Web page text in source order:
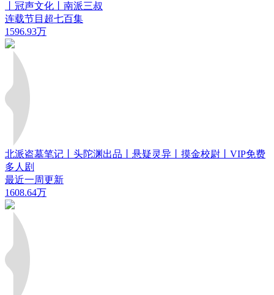
丨冠声文化丨南派三叔
连载节目超七百集
1596.93万
北派盗墓笔记丨头陀渊出品丨悬疑灵异丨摸金校尉丨VIP免费
多人剧
最近一周更新
1608.64万